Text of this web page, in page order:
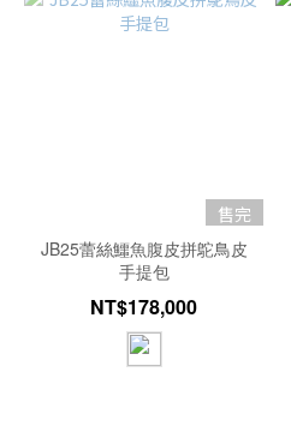
售完
JB25蕾絲鱷魚腹皮拼鴕鳥皮
手提包
NT$178,000